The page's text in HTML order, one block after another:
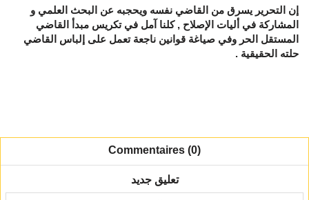
إن التحرير يسرق من القاضي نفسه ويحجبه عن البحث العلمي و
المشاركة في أليات الإصلاح , كلنا آمل في تكريس مبدأ القاضي
المستقل الحر وفي صياغة قوانين ناجعة تعمل على إلباس القاضي
حلته الحقيقية .
Commentaires (0)
تعليق جديد